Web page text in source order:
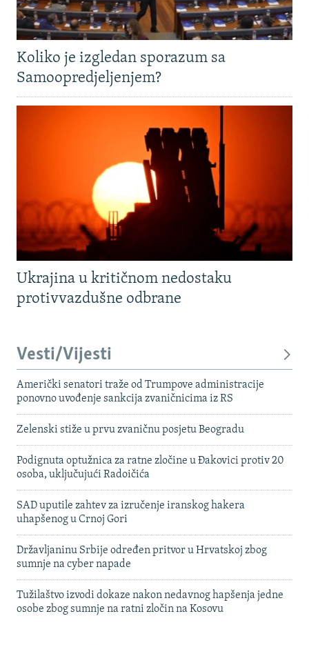
NASTANAK I RASPAD JUGOSLAVIJE
Koliko je izgledan sporazum sa
Samoopredjeljenjem?
Ukrajina u kritičnom nedostaku
protivvazdušne odbrane
Vesti/Vijesti
Američki senatori traže od Trumpove administracije
ponovno uvođenje sankcija zvaničnicima iz RS
Zelenski stiže u prvu zvaničnu posjetu Beogradu
Podignuta optužnica za ratne zločine u Đakovici protiv 20
osoba, uključujući Radoičića
SAD uputile zahtev za izručenje iranskog hakera
uhapšenog u Crnoj Gori
Državljaninu Srbije određen pritvor u Hrvatskoj zbog
sumnje na cyber napade
Tužilaštvo izvodi dokaze nakon nedavnog hapšenja jedne
osobe zbog sumnje na ratni zločin na Kosovu